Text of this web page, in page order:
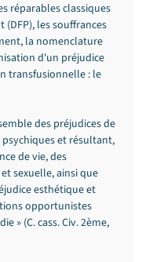
réparables classiques
les souffrances
la nomenclature
d'un préjudice
transfusionnelle : le
des préjudices de
et résultant,
de vie, des
sexuelle, ainsi que
esthétique et
opportunistes
» (C. cass. Civ. 2ème,